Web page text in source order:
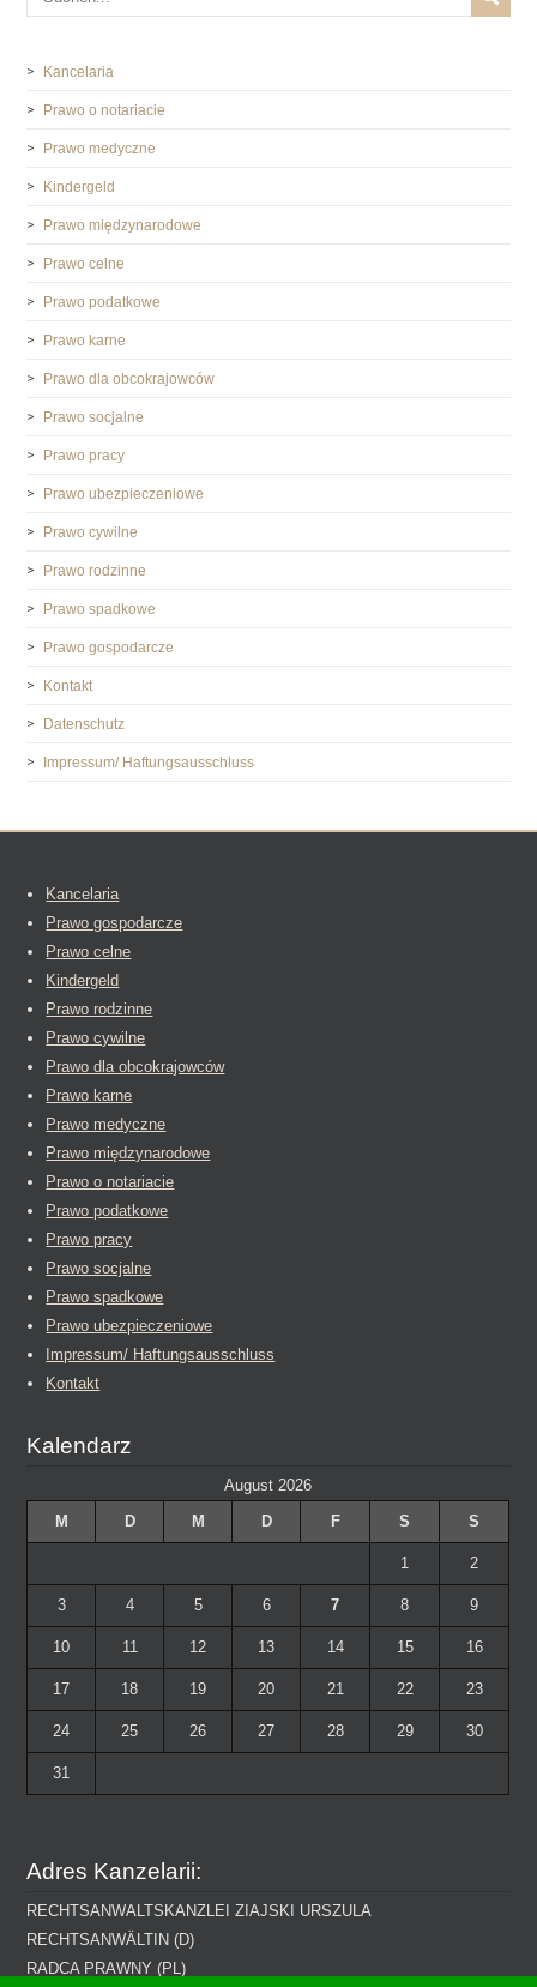
Kancelaria
Prawo o notariacie
Prawo medyczne
Kindergeld
Prawo międzynarodowe
Prawo celne
Prawo podatkowe
Prawo karne
Prawo dla obcokrajowców
Prawo socjalne
Prawo pracy
Prawo ubezpieczeniowe
Prawo cywilne
Prawo rodzinne
Prawo spadkowe
Prawo gospodarcze
Kontakt
Datenschutz
Impressum/ Haftungsausschluss
Kancelaria
Prawo gospodarcze
Prawo celne
Kindergeld
Prawo rodzinne
Prawo cywilne
Prawo dla obcokrajowców
Prawo karne
Prawo medyczne
Prawo międzynarodowe
Prawo o notariacie
Prawo podatkowe
Prawo pracy
Prawo socjalne
Prawo spadkowe
Prawo ubezpieczeniowe
Impressum/ Haftungsausschluss
Kontakt
Kalendarz
August 2026
M
D M D F S S
1 2
3 4 5 6 7 8 9
10 11 12 13 14 15 16
17 18 19 20 21 22 23
24 25 26 27 28 29 30
31
Adres Kanzelarii:
RECHTSANWALTSKANZLEI ZIAJSKI URSZULA
RECHTSANWÄLTIN (D)
RADCA PRAWNY (PL)